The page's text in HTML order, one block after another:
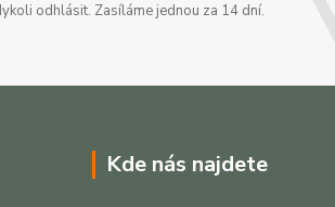
odhlásit. Zasíláme jednou za 14 dní.
Kde nás najdete